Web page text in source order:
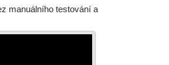
manuálního testování a